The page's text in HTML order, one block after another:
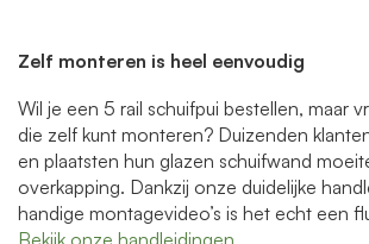
Zelf monteren is heel eenvoudig
Wil je een 5 rail schuifpui bestellen, maar
die zelf kunt monteren? Duizenden
en plaatsten hun glazen schuifwand
overkapping. Dankzij onze duidelijke
handige montagevideo’s is het echt een